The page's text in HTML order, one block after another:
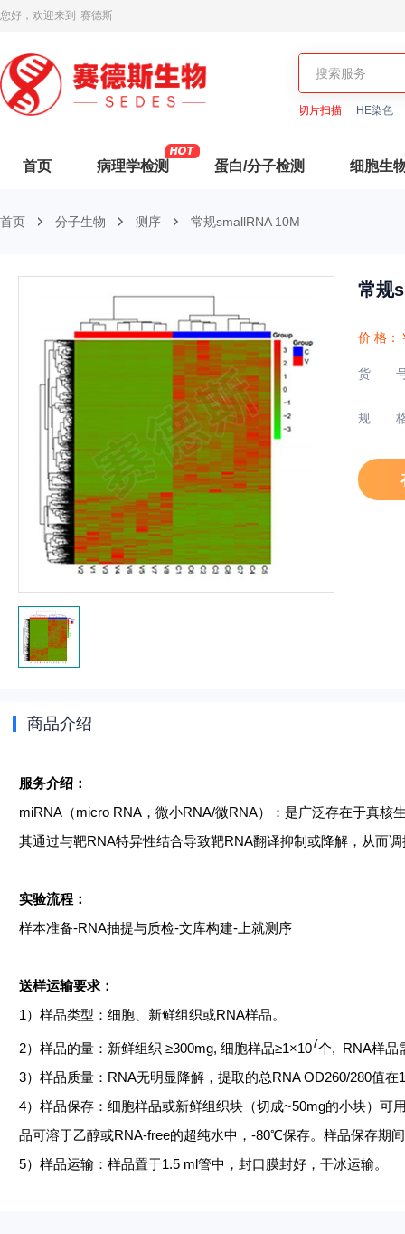
您好，欢迎来到 赛德斯
切片扫描 HE染色
首页 病理学检测 蛋白/分子检测 细胞生
首页 分子生物 测序 常规smallRNA 10M
常规
价 格：
货
规
商品介绍
服务介绍：
miRNA（micro RNA，微小RNA/微RNA）：是广泛存在于真核
其通过与靶RNA特异性结合导致靶RNA翻译抑制或降解，从而
实验流程：
样本准备-RNA抽提与质检-文库构建-上就测序
送样运输要求：
1）样品类型：细胞、新鲜组织或RNA样品。
2）样品的量：新鲜组织 ≥300mg, 细胞样品≥1×107个, RNA样品
3）样品质量：RNA无明显降解，提取的总RNA OD260/280值
4）样品保存：细胞样品或新鲜组织块（切成~50mg的小块）
品可溶于乙醇或RNA-free的超纯水中，-80℃保存。样品保存期
5）样品运输：样品置于1.5 ml管中，封口膜封好，干冰运输。